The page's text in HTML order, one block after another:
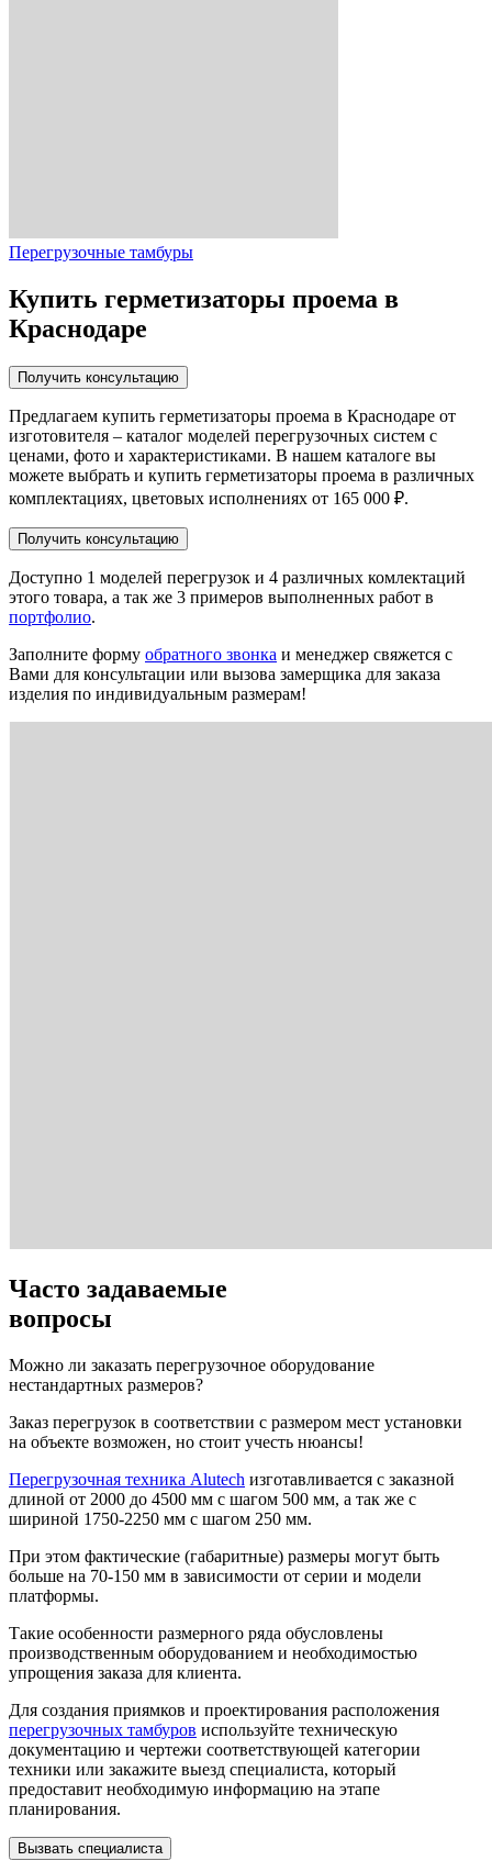
Перегрузочные тамбуры
Купить герметизаторы проема в
Краснодаре
Получить консультацию
Предлагаем купить герметизаторы проема в Краснодаре от
изготовителя – каталог моделей перегрузочных систем с
ценами, фото и характеристиками. В нашем каталоге вы
можете выбрать и купить герметизаторы проема в различных
комплектациях, цветовых исполнениях от 165 000 ₽.
Получить консультацию
Доступно 1 моделей перегрузок и 4 различных комлектаций
этого товара, а так же 3 примеров выполненных работ в
портфолио.
Заполните форму обратного звонка и менеджер свяжется с
Вами для консультации или вызова замерщика для заказа
изделия по индивидуальным размерам!
Часто задаваемые
вопросы
Можно ли заказать перегрузочное оборудование
нестандартных размеров?
Заказ перегрузок в соответствии с размером мест установки
на объекте возможен, но стоит учесть нюансы!
Перегрузочная техника Alutech изготавливается с заказной
длиной от 2000 до 4500 мм с шагом 500 мм, а так же с
шириной 1750-2250 мм с шагом 250 мм.
При этом фактические (габаритные) размеры могут быть
больше на 70-150 мм в зависимости от серии и модели
платформы.
Такие особенности размерного ряда обусловлены
производственным оборудованием и необходимостью
упрощения заказа для клиента.
Для создания приямков и проектирования расположения
перегрузочных тамбуров используйте техническую
документацию и чертежи соответствующей категории
техники или закажите выезд специалиста, который
предоставит необходимую информацию на этапе
планирования.
Вызвать специалиста